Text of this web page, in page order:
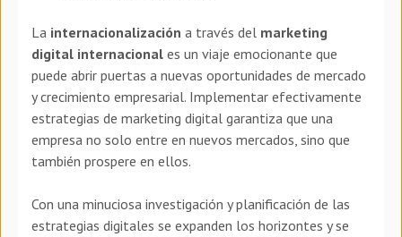
La internacionalización a través del marketing
digital internacional es un viaje emocionante que
puede abrir puertas a nuevas oportunidades de mercado
y crecimiento empresarial. Implementar efectivamente
estrategias de marketing digital garantiza que una
empresa no solo entre en nuevos mercados, sino que
también prospere en ellos.
Con una minuciosa investigación y planificación de las
estrategias digitales se expanden los horizontes y se